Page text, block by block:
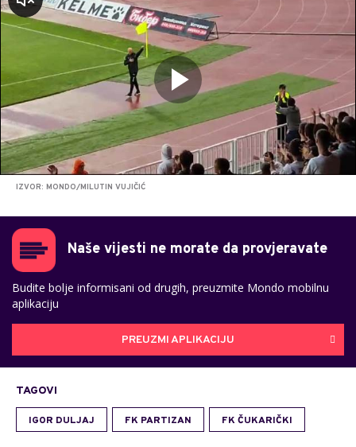
IZVOR: MONDO/MILUTIN VUJIČIĆ
Naše vijesti ne morate da provjeravate
Budite bolje informisani od drugih, preuzmite Mondo mobilnu
aplikaciju
PREUZMI APLIKACIJU
TAGOVI
IGOR DULJAJ FK PARTIZAN FK ČUKARIČKI